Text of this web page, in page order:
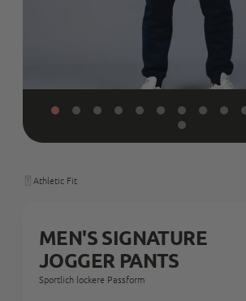
Athletic Fit
MEN'S SIGNATURE
JOGGER PANTS
Sportlich lockere Passform